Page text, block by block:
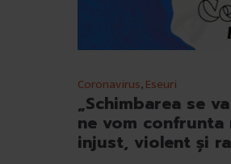
Coronavirus,Eseuri
„Schimbarea se
ne vom
injust, violent și